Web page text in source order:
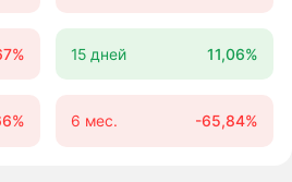
15 дней 11,06%
6 мес. -65,84%